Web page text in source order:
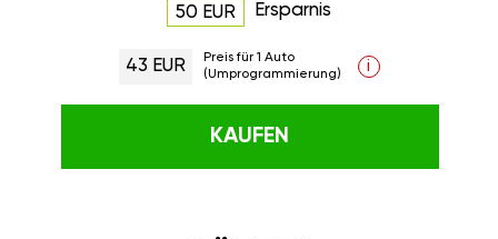
50 EUR Ersparnis
43 EUR
Preis für 1 Auto
(Umprogrammierung)
i
KAUFEN